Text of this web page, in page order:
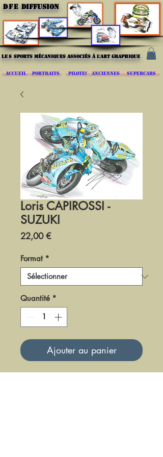
DFE DIFFUSION
les sports mécaniques associés à l'art graphique
ACCUEIL PORTRAITS PILOTES ANCIENNES SUPERCARS
Loris CAPIROSSI -
SUZUKI
22,00 €Prix
Format *
Quantité *
Ajouter au panier